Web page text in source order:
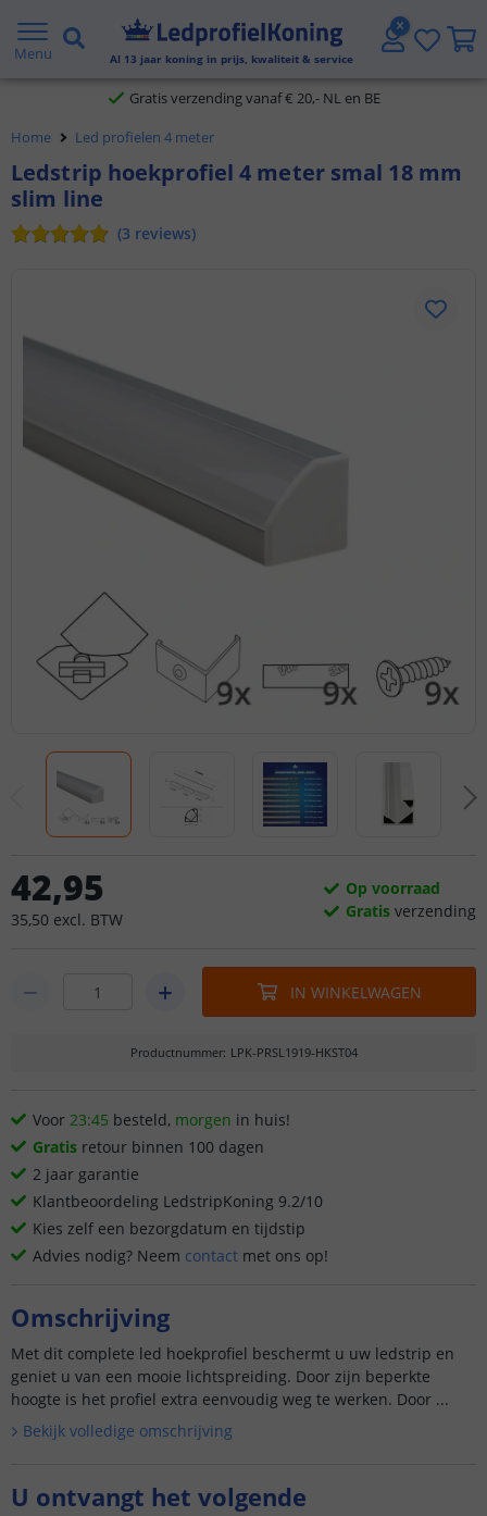
Menu Al 13 jaar koning in prijs, kwaliteit & service
2 jaar garantie
Gratis verzending vanaf € 20,- NL en BE
Klantbeoordeling 9.1
Home Led profielen 4 meter
Ledstrip hoekprofiel 4 meter smal 18 mm
slim line
(3 reviews)
42,95
35,50 excl. BTW
Op voorraad
Gratis verzending
IN WINKELWAGEN
Productnummer: LPK-PRSL1919-HKST04
Voor 23:45 besteld, morgen in huis!
Gratis retour binnen 100 dagen
2 jaar garantie
Klantbeoordeling LedstripKoning 9.2/10
Kies zelf een bezorgdatum en tijdstip
Advies nodig? Neem contact met ons op!
Omschrijving
Met dit complete led hoekprofiel beschermt u uw ledstrip en
geniet u van een mooie lichtspreiding. Door zijn beperkte
hoogte is het profiel extra eenvoudig weg te werken. Door ...
Bekijk volledige omschrijving
U ontvangt het volgende